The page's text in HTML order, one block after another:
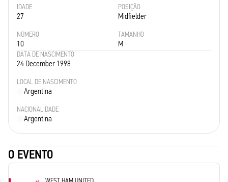
IDADE
27
POSIÇÃO
Midfielder
NÚMERO
10
TAMANHO
M
DATA DE NASCIMENTO
24 December 1998
LOCAL DE NASCIMENTO
Argentina
NACIONALIDADE
Argentina
O EVENTO